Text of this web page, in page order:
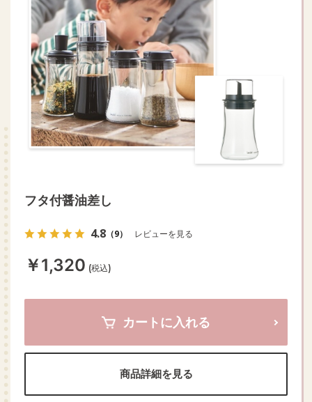
フタ付醤油差し
4.8 （9） レビューを見る
￥1,320 (税込)
カートに入れる
商品詳細を見る